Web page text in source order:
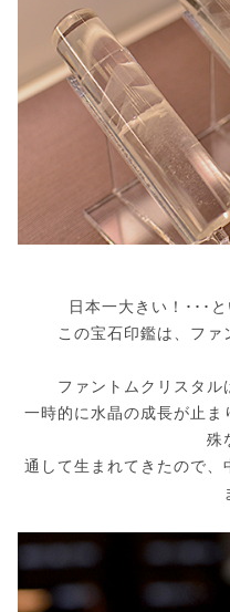
日本一大きい！･･･
この宝石印鑑は、ファ
ファントムクリスタル
一時的に水晶の成長が止
殊
通して生まれてきたので、